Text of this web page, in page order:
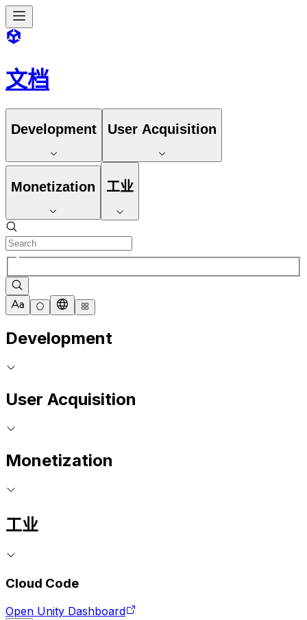
文档
Development User Acquisition
Monetization 工业
Development
User Acquisition
Monetization
工业
Cloud Code
Open Unity Dashboard